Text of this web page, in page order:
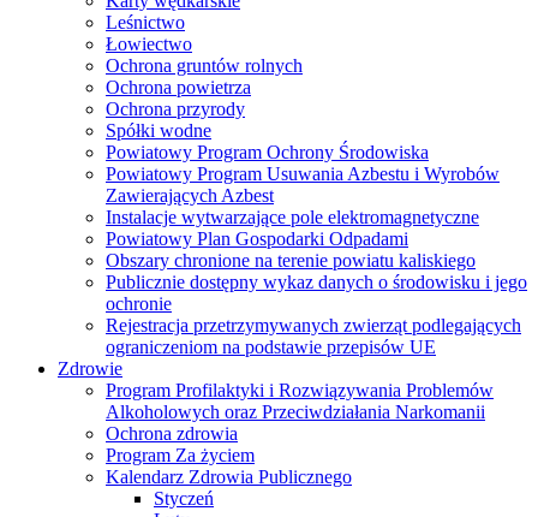
Leśnictwo
Łowiectwo
Ochrona gruntów rolnych
Ochrona powietrza
Ochrona przyrody
Spółki wodne
Powiatowy Program Ochrony Środowiska
Powiatowy Program Usuwania Azbestu i Wyrobów
Zawierających Azbest
Instalacje wytwarzające pole elektromagnetyczne
Powiatowy Plan Gospodarki Odpadami
Obszary chronione na terenie powiatu kaliskiego
Publicznie dostępny wykaz danych o środowisku i jego
ochronie
Rejestracja przetrzymywanych zwierząt podlegających
ograniczeniom na podstawie przepisów UE
Zdrowie
Program Profilaktyki i Rozwiązywania Problemów
Alkoholowych oraz Przeciwdziałania Narkomanii
Ochrona zdrowia
Program Za życiem
Kalendarz Zdrowia Publicznego
Styczeń